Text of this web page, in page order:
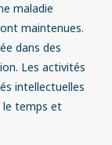
maladie
maintenues.
dans des
Les activités
intellectuelles
le temps et